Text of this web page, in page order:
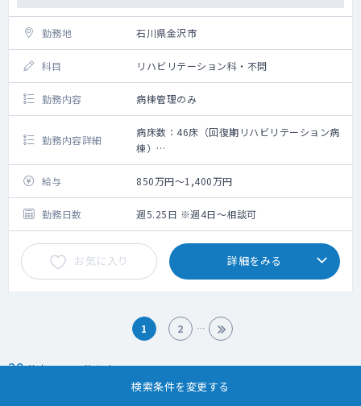
勤務地 石川県金沢市
科目 リハビリテーション科・不問
勤務内容 病棟管理のみ
勤務内容詳細
病床数：46床（回復期リハビリテーション病
棟）
救急搬入数：150台位/月（全科）
手術数：45件位/月（全科）
回復期リハビリテーション病棟専従医師の募
集です。
給与 850万円～1,400万円
勤務日数 週5.25日 ※週4日～相談可
お気に入り 詳細をみる
1 2
29件中 1～ 20件を表示
検索条件を変更する